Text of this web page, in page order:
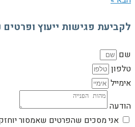
לקביעת פגישות ייעוץ ופרטים
שם
טלפון
אימייל
הודעה
אני מסכים שהפרטים שאמסור